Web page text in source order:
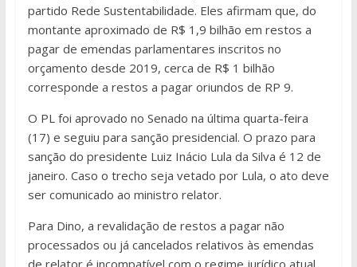
partido Rede Sustentabilidade. Eles afirmam que, do
montante aproximado de R$ 1,9 bilhão em restos a
pagar de emendas parlamentares inscritos no
orçamento desde 2019, cerca de R$ 1 bilhão
corresponde a restos a pagar oriundos de RP 9.
O PL foi aprovado no Senado na última quarta-feira
(17) e seguiu para sanção presidencial. O prazo para
sanção do presidente Luiz Inácio Lula da Silva é 12 de
janeiro. Caso o trecho seja vetado por Lula, o ato deve
ser comunicado ao ministro relator.
Para Dino, a revalidação de restos a pagar não
processados ou já cancelados relativos às emendas
de relator é incompatível com o regime jurídico atual.